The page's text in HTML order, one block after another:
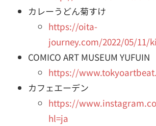
カレーうどん菊すけ
https://oita-
journey.com/2022/05/11/
COMICO ART MUSEUM YUFUIN
https://
カフェエーデン
https://
hl=ja